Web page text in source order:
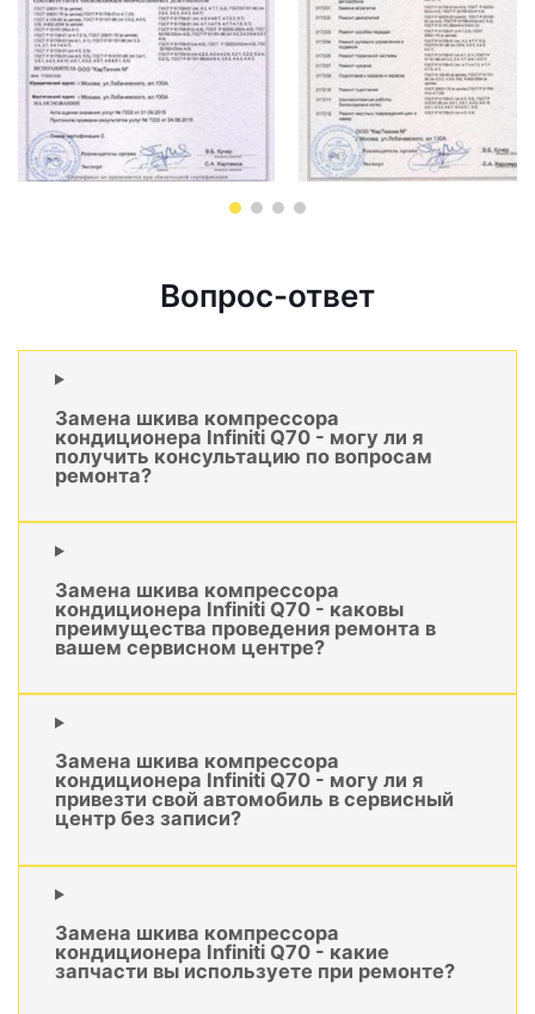
Вопрос-ответ
Замена шкива компрессора
кондиционера Infiniti Q70 - могу ли я
получить консультацию по вопросам
ремонта?
Замена шкива компрессора
кондиционера Infiniti Q70 - каковы
преимущества проведения ремонта в
вашем сервисном центре?
Замена шкива компрессора
кондиционера Infiniti Q70 - могу ли я
привезти свой автомобиль в сервисный
центр без записи?
Замена шкива компрессора
кондиционера Infiniti Q70 - какие
запчасти вы используете при ремонте?